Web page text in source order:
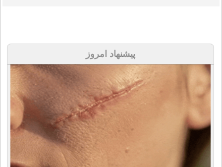
پیشنهاد امروز